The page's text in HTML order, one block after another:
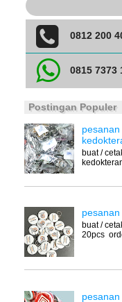
0812 200
0815 7373
Postingan Populer
buat /
buat /
20pcs